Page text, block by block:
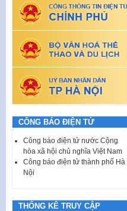
CÔNG BÁO ĐIỆN TỬ
Công báo điện tử nước Cộng
hòa xã hội chủ nghĩa Việt Nam
Công báo điện tử thành phố Hà
Nội
THỐNG KÊ TRUY CẬP